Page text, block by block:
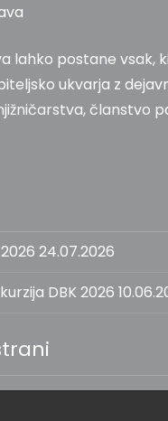
lahko postane vsak,
ukvarja z
članstvo
24.07.2026
DBK 2026